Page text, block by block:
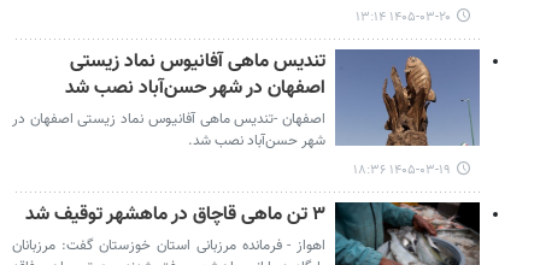
۱۴۰۵-۰۳-۲۰ ۱۳:۱۴
تندیس ماهی آفانیوس نماد زیستی
اصفهان در شهر حسن‌آباد نصب شد
اصفهان -تندیس ماهی آفانیوس نماد زیستی اصفهان در
شهر حسن‌آباد نصب شد.
۱۴۰۵-۰۳-۱۹ ۱۸:۳۶
۳ تن ماهی قاچاق در ماهشهر توقیف شد
اهواز - فرمانده مرزبانی استان خوزستان گفت: مرزبانان